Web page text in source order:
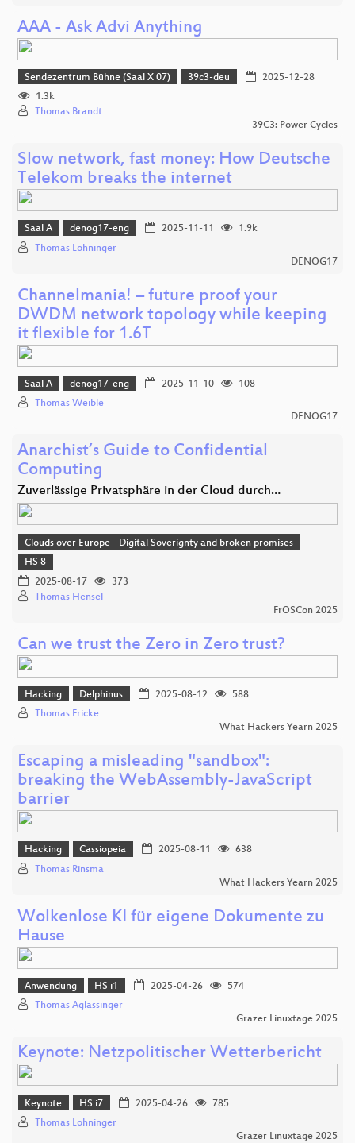
AAA - Ask Advi Anything
Sendezentrum Bühne (Saal X 07) 39c3-deu
2025-12-28
1.3k
Thomas Brandt
39C3: Power Cycles
Slow network, fast money: How Deutsche
Telekom breaks the internet
Saal A denog17-eng 2025-11-11
1.9k
Thomas Lohninger
DENOG17
Channelmania! – future proof your
DWDM network topology while keeping
it flexible for 1.6T
Saal A denog17-eng 2025-11-10
108
Thomas Weible
DENOG17
Anarchist’s Guide to Confidential
Computing
Zuverlässige Privatsphäre in der Cloud durch…
Clouds over Europe - Digital Soverignty and broken promises
HS 8
2025-08-17
373
Thomas Hensel
FrOSCon 2025
Can we trust the Zero in Zero trust?
Hacking Delphinus 2025-08-12
588
Thomas Fricke
What Hackers Yearn 2025
Escaping a misleading "sandbox":
breaking the WebAssembly-JavaScript
barrier
Hacking Cassiopeia 2025-08-11
638
Thomas Rinsma
What Hackers Yearn 2025
Wolkenlose KI für eigene Dokumente zu
Hause
Anwendung HS i1 2025-04-26
574
Thomas Aglassinger
Grazer Linuxtage 2025
Keynote: Netzpolitischer Wetterbericht
Keynote HS i7 2025-04-26
785
Thomas Lohninger
Grazer Linuxtage 2025